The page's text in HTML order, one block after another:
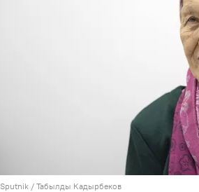
Sputnik / Табылды Кадырбеков